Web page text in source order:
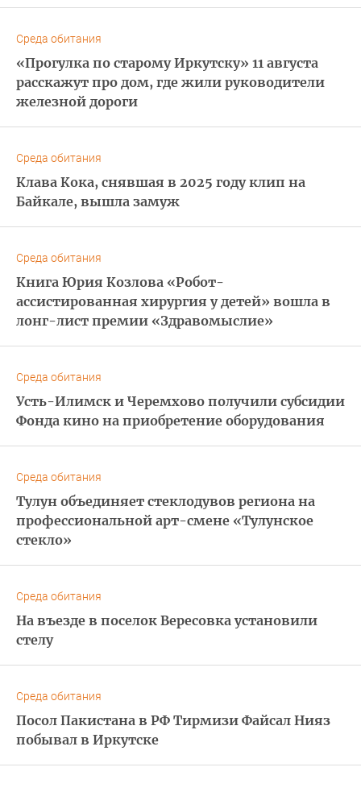
Среда обитания
«Прогулка по старому Иркутску» 11 августа
расскажут про дом, где жили руководители
железной дороги
Среда обитания
Клава Кока, снявшая в 2025 году клип на
Байкале, вышла замуж
Среда обитания
Книга Юрия Козлова «Робот-
ассистированная хирургия у детей» вошла в
лонг-лист премии «Здравомыслие»
Среда обитания
Усть-Илимск и Черемхово получили субсидии
Фонда кино на приобретение оборудования
Среда обитания
Тулун объединяет стеклодувов региона на
профессиональной арт-смене «Тулунское
стекло»
Среда обитания
На въезде в поселок Вересовка установили
стелу
Среда обитания
Посол Пакистана в РФ Тирмизи Файсал Нияз
побывал в Иркутске